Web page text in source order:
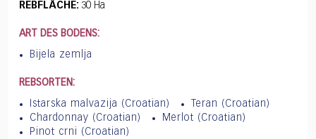
REBFLÄCHE: 30 Ha
ART DES BODENS:
Bijela zemlja
REBSORTEN:
Istarska malvazija (Croatian)
Teran (Croatian)
Chardonnay (Croatian)
Merlot (Croatian)
Pinot crni (Croatian)